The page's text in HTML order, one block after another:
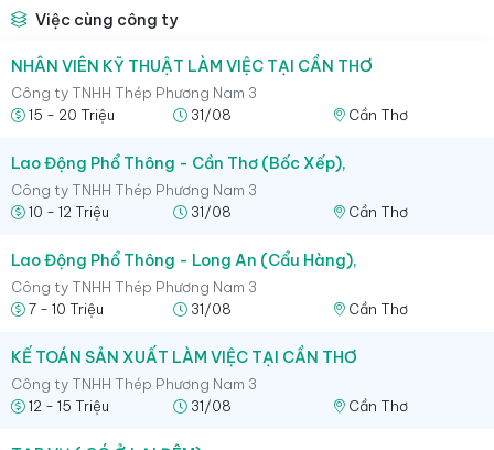
Việc cùng công ty
NHÂN VIÊN KỸ THUẬT LÀM VIỆC TẠI CẦN THƠ
Công ty TNHH Thép Phương Nam 3
15 - 20 Triệu
31/08 Cần Thơ
Lao Động Phổ Thông - Cần Thơ (Bốc Xếp),
Công ty TNHH Thép Phương Nam 3
10 - 12 Triệu
31/08 Cần Thơ
Lao Động Phổ Thông - Long An (Cẩu Hàng),
Công ty TNHH Thép Phương Nam 3
7 - 10 Triệu
31/08 Cần Thơ
KẾ TOÁN SẢN XUẤT LÀM VIỆC TẠI CẦN THƠ
Công ty TNHH Thép Phương Nam 3
12 - 15 Triệu
31/08 Cần Thơ